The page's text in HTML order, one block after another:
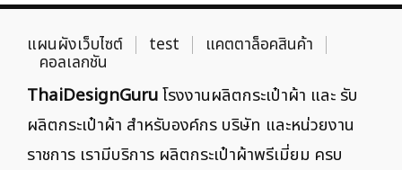
แผนผังเว็บไซต์ test แคตตาล็อคสินค้า
คอลเลกชัน
ThaiDesignGuruโรงงานผลิตกระเป๋าผ้า และ รับ
ผลิตกระเป๋าผ้า สำหรับองค์กร บริษัท และหน่วยงาน
ราชการ เรามีบริการ ผลิตกระเป๋าผ้าพรีเมี่ยม ครบ